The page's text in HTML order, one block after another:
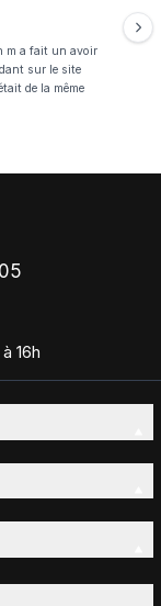
m a fait un avoir
sur le site
de la même
16h